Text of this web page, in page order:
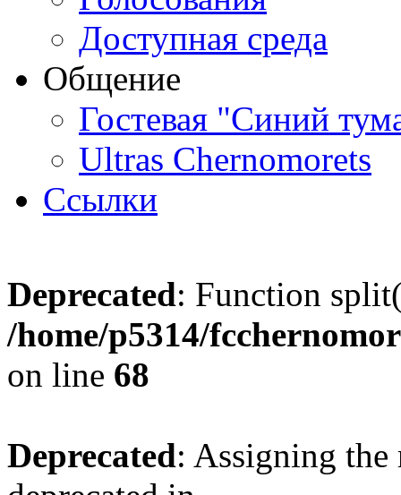
Доступная среда
Общение
Гостевая "Синий
Ultras Chernomorets
Ссылки
Deprecated: Function
/home/p5314/
on line 68
Deprecated: Assigning the